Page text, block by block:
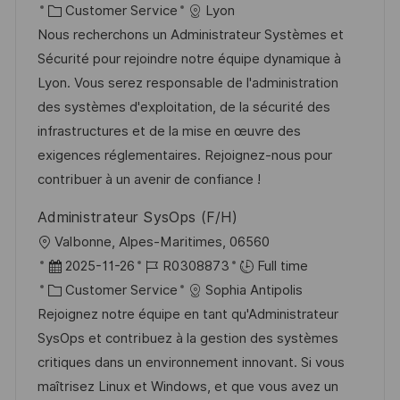
c
a
t
i
o
n
o
s
t
e
d
D
a
t
o
b
I
d
C
a
t
e
g
o
r
y
Customer Service
Lyon
Nous recherchons un Administrateur Systèmes et
Sécurité pour rejoindre notre équipe dynamique à
Lyon. Vous serez responsable de l'administration
des systèmes d'exploitation, de la sécurité des
infrastructures et de la mise en œuvre des
exigences réglementaires. Rejoignez-nous pour
contribuer à un avenir de confiance !
Administrateur SysOps (F/H)
L
o
c
a
t
i
o
Valbonne, Alpes-Maritimes, 06560
P
o
s
t
e
d
2025-11-26
J
o
b
I
d
R0308873
Full time
C
a
t
e
g
Customer Service
Sophia Antipolis
Rejoignez notre équipe en tant qu'Administrateur
SysOps et contribuez à la gestion des systèmes
critiques dans un environnement innovant. Si vous
maîtrisez Linux et Windows, et que vous avez un